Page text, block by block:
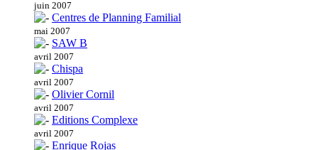
juin 2007
Centres de Planning Familial
mai 2007
SAW B
avril 2007
Chispa
avril 2007
Olivier Cornil
avril 2007
Editions Complexe
avril 2007
Enrique Rojas